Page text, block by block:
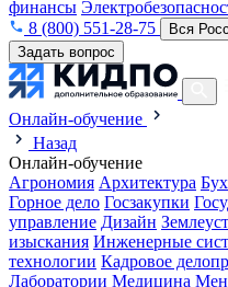
финансы
8 (800) 551-28-75
Вся
Задать вопрос
Онлайн-обучение
Назад
Онлайн-обучение
Агрономия Архитектура
Горное дело Госзакупки
управление Дизайн
изыскания Инженерные
технологии Кадровое
Лаборатории Медицина